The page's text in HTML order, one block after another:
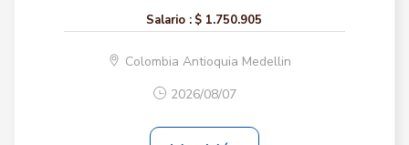
Salario : $ 1.750.905
Colombia Antioquia Medellin
2026/08/07